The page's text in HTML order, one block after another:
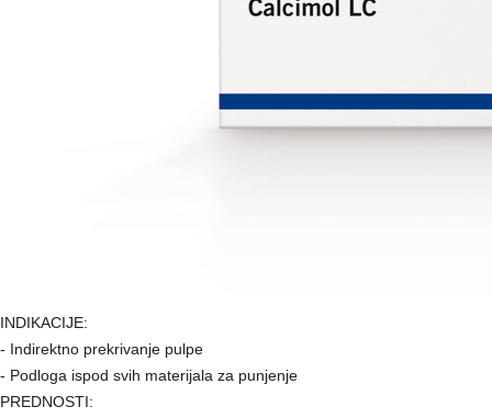
INDIKACIJE:
- Indirektno prekrivanje pulpe
- Podloga ispod svih materijala za punjenje
PREDNOSTI: